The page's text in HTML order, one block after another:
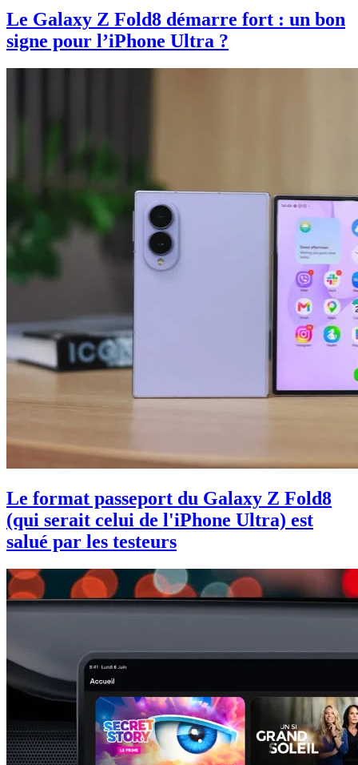
Le Galaxy Z Fold8 démarre fort : un bon
signe pour l’iPhone Ultra ?
Le format passeport du Galaxy Z Fold8
(qui serait celui de l'iPhone Ultra) est
salué par les testeurs